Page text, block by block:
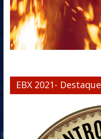
EBX 2021- Destaque